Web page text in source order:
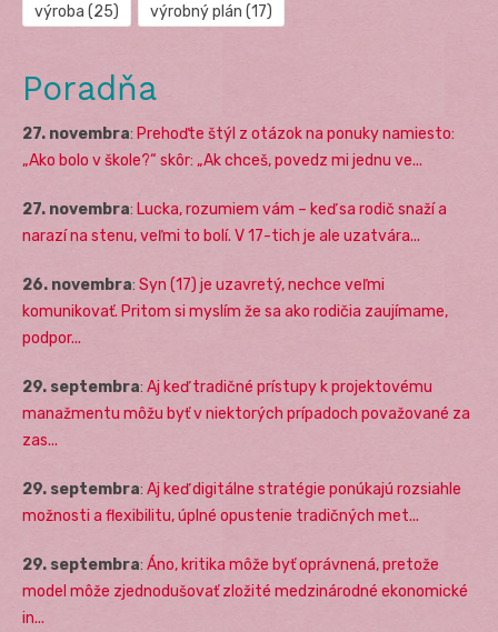
výroba (25) výrobný plán (17)
Poradňa
27. novembra: Prehoďte štýl z otázok na ponuky namiesto:
„Ako bolo v škole?“ skôr: „Ak chceš, povedz mi jednu ve...
27. novembra: Lucka, rozumiem vám – keď sa rodič snaží a
narazí na stenu, veľmi to bolí. V 17-tich je ale uzatvára...
26. novembra: Syn (17) je uzavretý, nechce veľmi
komunikovať. Pritom si myslím že sa ako rodičia zaujímame,
podpor...
29. septembra: Aj keď tradičné prístupy k projektovému
manažmentu môžu byť v niektorých prípadoch považované za
zas...
29. septembra: Aj keď digitálne stratégie ponúkajú rozsiahle
možnosti a flexibilitu, úplné opustenie tradičných met...
29. septembra: Áno, kritika môže byť oprávnená, pretože
model môže zjednodušovať zložité medzinárodné ekonomické
in...